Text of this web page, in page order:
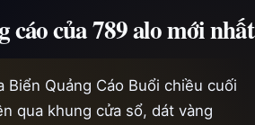
cáo của 789 alo mới nhất
Biển Quảng Cáo Buổi chiều cuối
qua khung cửa sổ, dát vàng